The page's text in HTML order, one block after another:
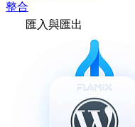
整合
匯入與匯出